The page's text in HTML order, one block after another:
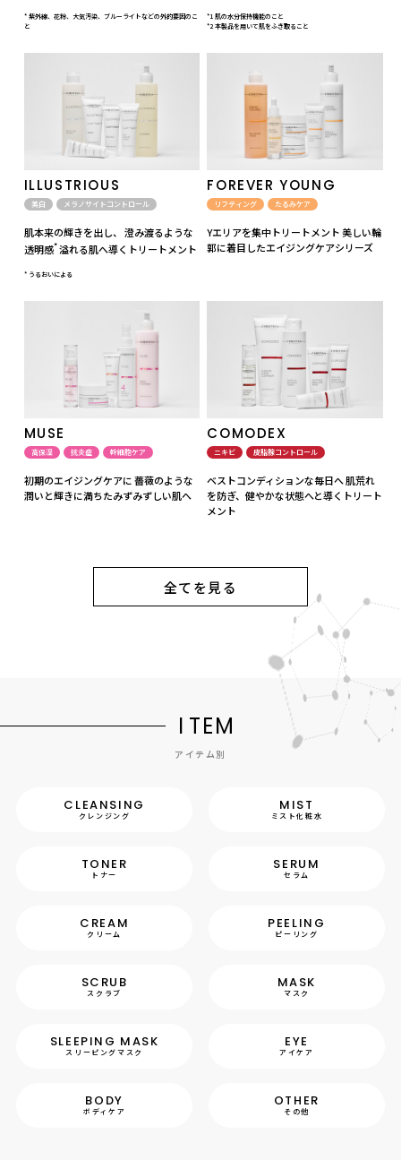
* 紫外線、花粉、大気汚染、ブルーライトなどの外的要因のこ
と
*1 肌の水分保持機能のこと
*2 本製品を用いて肌をふき取ること
ILLUSTRIOUS
美白 メラノサイトコントロール
肌本来の輝きを出し、 澄み渡るような
透明感*溢れる肌へ導くトリートメント
* うるおいによる
FOREVER YOUNG
リフティング たるみケア
Yエリアを集中トリートメント 美しい輪
郭に着目したエイジングケアシリーズ
MUSE
高保湿 抗炎症 幹細胞ケア
初期のエイジングケアに 薔薇のような
潤いと輝きに満ちたみずみずしい肌へ
COMODEX
ニキビ 皮脂腺コントロール
ベストコンディションな毎日へ 肌荒れ
を防ぎ、健やかな状態へと導くトリート
メント
全てを見る
I TEM
アイテム別
CLEANSING
クレンジング
MIST
ミスト化粧水
TONER
トナー
SERUM
セラム
CREAM
クリーム
PEELING
ピーリング
SCRUB
スクラブ
MASK
マスク
SLEEPING MASK
スリーピングマスク
EYE
アイケア
BODY
ボディケア
OTHER
その他